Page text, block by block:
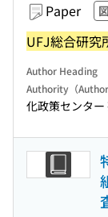
Paper
UFJ総合研究
Author Heading
Authority（
化政策センタ